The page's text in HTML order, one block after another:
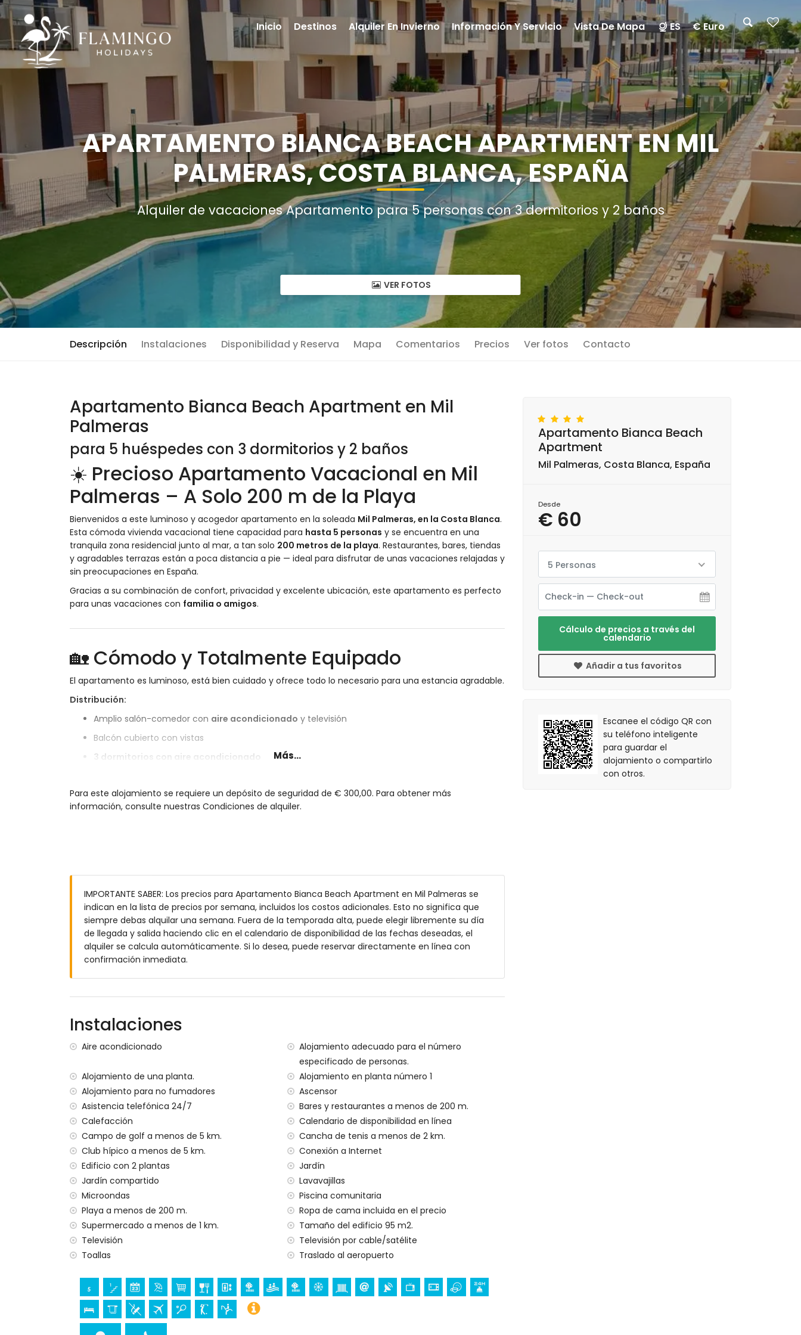
APARTAMENTO BIANCA BEACH APARTMENT EN MIL
PALMERAS, COSTA BLANCA, ESPAÑA
Alquiler de vacaciones Apartamento para 5 personas con 3 dormitorios y 2 baños
VER FOTOS
Descripción Instalaciones Disponibilidad y Reserva Mapa Comentarios Precios Ver fotos Contacto
Apartamento Bianca Beach Apartment en Mil
Palmeras
para 5 huéspedes con 3 dormitorios y 2 baños
☀️ Precioso Apartamento Vacacional en Mil
Palmeras – A Solo 200 m de la Playa
Bienvenidos a este luminoso y acogedor apartamento en la soleada Mil Palmeras, en la Costa Blanca.
Esta cómoda vivienda vacacional tiene capacidad para hasta 5 personas y se encuentra en una
tranquila zona residencial junto al mar, a tan solo 200 metros de la playa. Restaurantes, bares, tiendas
y agradables terrazas están a poca distancia a pie — ideal para disfrutar de unas vacaciones relajadas y
sin preocupaciones en España.
Gracias a su combinación de confort, privacidad y excelente ubicación, este apartamento es perfecto
para unas vacaciones con familia o amigos.
🏡 Cómodo y Totalmente Equipado
El apartamento es luminoso, está bien cuidado y ofrece todo lo necesario para una estancia agradable.
Distribución:
Amplio salón-comedor con aire acondicionado y televisión
Balcón cubierto con vistas
3 dormitorios con aire acondicionado
Televisión vía satélite
La primera planta superior es accesible mediante una escalera exterior
🍳 Cocina Totalmente Equipada
La cocina americana dispone de todo lo necesario para preparar sus comidas:
Placa eléctrica y horno
Microondas
Hervidor de agua
Batidora y tostadora
🛏️ Dormitorios y Baños
2 dormitorios con
(150 x 200 cm)
1 dormitorio concama individual
(90 x 200 cm)
Baños:
Baño en suite con ducha, lavabo, inodoro y secador de pelo
Segundo baño con ducha, lavabo, inodoro y secador de pelo
🌴 Disfrutar de la Vida al Aire Libre
Aproveche al máximo el clima mediterráneo:
Granpiscina comunitaria
Jardín comunitario bien cuidado con césped
Más...
Para este alojamiento se requiere un depósito de seguridad de € 300,00. Para obtener más
información, consulte nuestras Condiciones de alquiler.
IMPORTANTE SABER: Los precios para Apartamento Bianca Beach Apartment en Mil Palmeras se
indican en la lista de precios por semana, incluidos los costos adicionales. Esto no significa que
siempre debas alquilar una semana. Fuera de la temporada alta, puede elegir libremente su día
de llegada y salida haciendo clic en el calendario de disponibilidad de las fechas deseadas, el
alquiler se calcula automáticamente. Si lo desea, puede reservar directamente en línea con
confirmación inmediata.
Instalaciones
Aire acondicionado
Alojamiento adecuado para el número
especificado de personas.
Alojamiento de una planta.
Alojamiento en planta número 1
Alojamiento para no fumadores
Ascensor
Asistencia telefónica 24/7
Bares y restaurantes a menos de 200 m.
Calefacción
Calendario de disponibilidad en línea
Campo de golf a menos de 5 km.
Cancha de tenis a menos de 2 km.
Club hípico a menos de 5 km.
Conexión a Internet
Edificio con 2 plantas
Jardín
Jardín compartido
Lavavajillas
Microondas
Piscina comunitaria
Playa a menos de 200 m.
Ropa de cama incluida en el precio
Supermercado a menos de 1 km.
Tamaño del edificio 95 m2.
Televisión
Televisión por cable/satélite
Toallas
Traslado al aeropuerto
Apartamento Bianca Beach
Apartment
Mil Palmeras, Costa Blanca, España
Desde
€ 60
5 Personas
Cálculo de precios a través del
calendario
Añadir a tus favoritos
Escanee el código QR con
su teléfono inteligente
para guardar el
alojamiento o compartirlo
con otros.
Inicio Destinos Alquiler En Invierno Información Y Servicio Vista De Mapa ES € Euro